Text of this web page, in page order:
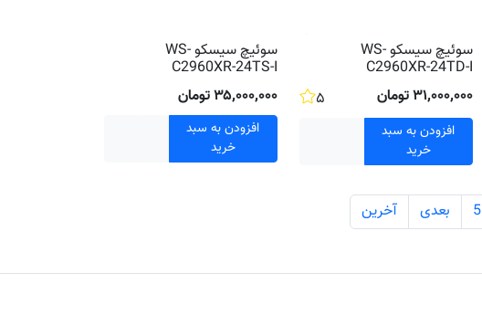
سوئیچ سیسکو WS-
C2960XR-24TD-I
۵
۳۱٬۰۰۰٬۰۰۰ تومان
افزودن به سبد
خرید
سوئیچ سیسکو WS-
C2960XR-24TS-I
۳۵٬۰۰۰٬۰۰۰ تومان
افزودن به سبد
خرید
5 بعدی آخرین